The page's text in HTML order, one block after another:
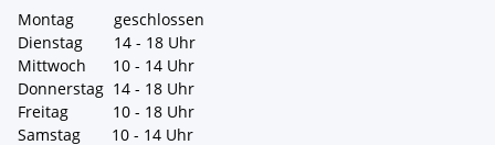
Montag geschlossen
Dienstag 14 - 18 Uhr
Mittwoch 10 - 14 Uhr
Donnerstag 14 - 18 Uhr
Freitag 10 - 18 Uhr
Samstag 10 - 14 Uhr